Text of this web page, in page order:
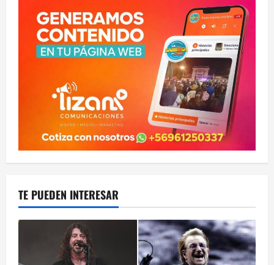
TE PUEDEN INTERESAR